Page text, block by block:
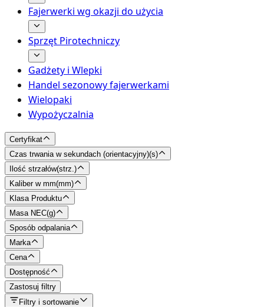
Fajerwerki wg okazji do użycia
Sprzęt Pirotechniczy
Gadżety i Wlepki
Handel sezonowy fajerwerkami
Wielopaki
Wypożyczalnia
Certyfikat
Czas trwania w sekundach (orientacyjny)(s)
Ilość strzałów(strz. )
Kaliber w mm(mm)
Klasa Produktu
Masa NEC(g)
Sposób odpalania
Marka
Cena
Dostępność
Zastosuj filtry
Filtry i sortowanie